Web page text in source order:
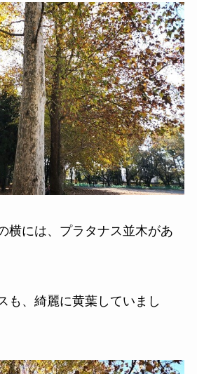
横には、プラタナス並木があ
も、綺麗に黄葉していまし